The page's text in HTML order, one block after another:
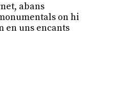
abans
on hi
en uns encants